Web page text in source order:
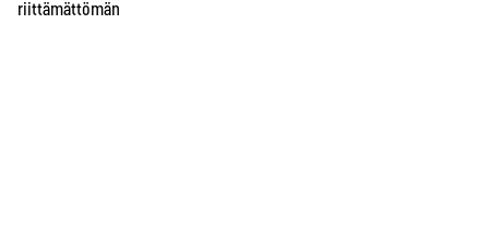
riittämättömän